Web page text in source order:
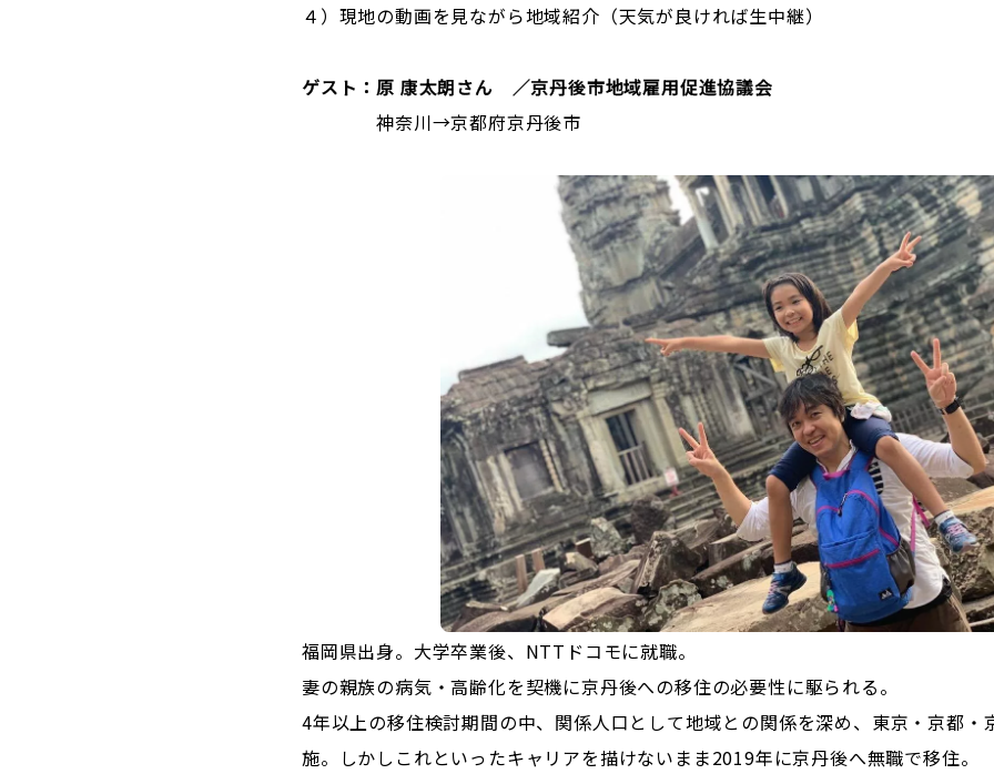
４）現地の動画を見ながら地域紹介（天気が良ければ生中継）
ゲスト：原 康太朗さん ／京丹後市地域雇用促進協議会
神奈川→京都府京丹後市
福岡県出身。大学卒業後、NTTドコモに就職。
妻の親族の病気・高齢化を契機に京丹後への移住の必要性に駆られる。
4年以上の移住検討期間の中、関係人口として地域との関係を深め、東京・京都・
施。しかしこれといったキャリアを描けないまま2019年に京丹後へ無職で移住。